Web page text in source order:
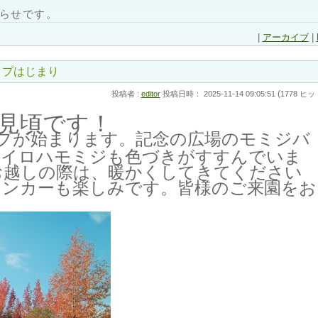
せです。
アーカイブ|
はじまり
投稿者 : editor 投稿日時： 2025-11-14 09:05:51 (1778 ヒッ
頃です！
が始まります。記念の広場のモミジバ
ロハモミジも色づきがすすんでいま
しの際は、暖かくしてきてください
カーも楽しみです。皆様のご来園をお